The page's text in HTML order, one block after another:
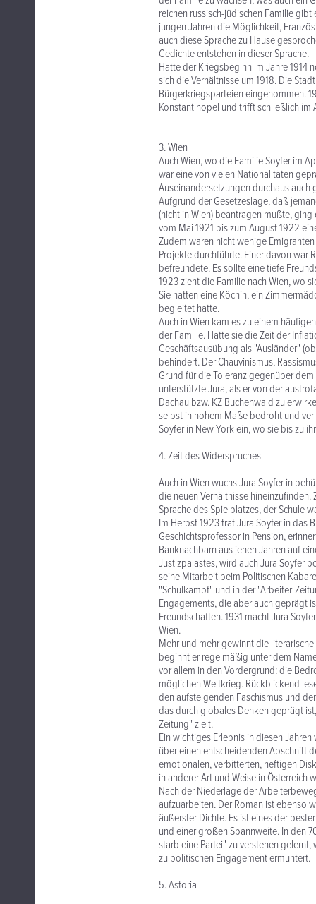
reichen russisch-jüdischen Familie
jungen Jahren die Möglichkeit,
auch diese Sprache zu Hause
Gedichte entstehen in dieser Sprache.
Hatte der Kriegsbeginn im Jahre 1914
sich die Verhältnisse um 1918. Die
Bürgerkriegsparteien eingenommen.
Konstantinopel und trifft schließlich im
3. Wien
Auch Wien, wo die Familie Soyfer im
war eine von vielen Nationalitäten
Auseinandersetzungen durchaus auch
Aufgrund der Gesetzeslage, daß
(nicht in Wien) beantragen mußte,
vom Mai 1921 bis zum August 1922
Zudem waren nicht wenige
Projekte durchführte. Einer davon war
befreundete. Es sollte eine tiefe
1923 zieht die Familie nach Wien, wo
Sie hatten eine Köchin, ein
begleitet hatte.
Auch in Wien kam es zu einem
der Familie. Hatte sie die Zeit der
Geschäftsausübung als "Ausländer"
behindert. Der Chauvinismus,
Grund für die Toleranz gegenüber
unterstützte Jura, als er von der
Dachau bzw. KZ Buchenwald zu
selbst in hohem Maße bedroht und
Soyfer in New York ein, wo sie bis zu
4. Zeit des Widerspruches
Auch in Wien wuchs Jura Soyfer in
die neuen Verhältnisse
Sprache des Spielplatzes, der Schule
Im Herbst 1923 trat Jura Soyfer in das
Geschichtsprofessor in Pension,
Banknachbarn aus jenen Jahren auf
Justizpalastes, wird auch Jura Soyfer
seine Mitarbeit beim Politischen
"Schulkampf" und in der "Arbeiter-
Engagements, die aber auch geprägt
Freundschaften. 1931 macht Jura
Wien.
Mehr und mehr gewinnt die
beginnt er regelmäßig unter dem
vor allem in den Vordergrund: die
möglichen Weltkrieg. Rückblickend
den aufsteigenden Faschismus und
das durch globales Denken geprägt
Zeitung" zielt.
Ein wichtiges Erlebnis in diesen
über einen entscheidenden Abschnitt
emotionalen, verbitterten, heftigen
in anderer Art und Weise in Österreich
Nach der Niederlage der
aufzuarbeiten. Der Roman ist ebenso
äußerster Dichte. Es ist eines der
und einer großen Spannweite. In den
starb eine Partei" zu verstehen
zu politischen Engagement ermuntert.
5. Astoria